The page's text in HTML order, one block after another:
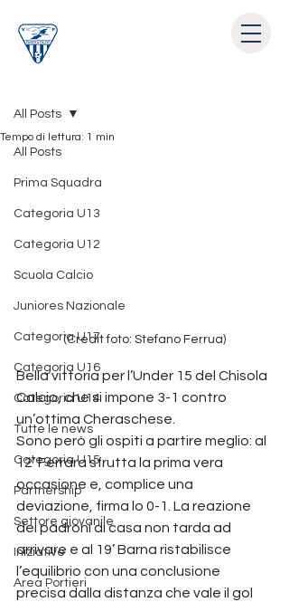
All Posts
Prima Squadra
Categoria U13
Categoria U12
Scuola Calcio
Juniores Nazionale
Categoria U17
Categoria U16
Categoria U14
Tutte le news
Categoria U15
Partnership
Settore giovanile
Iniziative
Area Portieri
All Posts
Tempo di lettura: 1 min
(Credit foto: Stefano Ferrua)
Bella vittoria per l’Under 15 del Chisola
Calcio, che si impone 3-1 contro
un’ottima Cheraschese.
Sono però gli ospiti a partire meglio: al
12’ Ferrara sfrutta la prima vera
occasione e, complice una
deviazione, firma lo 0-1. La reazione
dei padroni di casa non tarda ad
arrivare e al 19’ Barna ristabilisce
l’equilibrio con una conclusione
precisa dalla distanza che vale il gol